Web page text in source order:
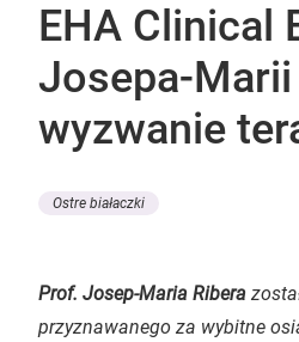
EHA Clinical
Josepa-Marii
wyzwanie
Ostre białaczki
Prof. Josep-Maria Ribera
przyznawanego za wybitne